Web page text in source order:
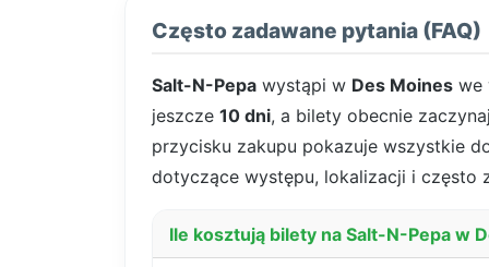
Często zadawane pytania (FAQ)
Salt-N-Pepa wystąpi w Des Moines we
jeszcze 10 dni, a bilety obecnie
przycisku zakupu pokazuje wszystkie
dotyczące występu, lokalizacji i często
Ile kosztują bilety na Salt-N-Pepa w